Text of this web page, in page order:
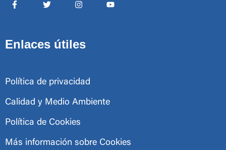
Enlaces útiles
Política de privacidad
Calidad y Medio Ambiente
Política de Cookies
Más información sobre Cookies